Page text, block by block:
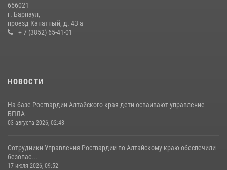
656021
г. Барнаул,
проезд Канатный, д. 43 а
+ 7 (3852) 65-41-01
НОВОСТИ
На базе Росгвардии Алтайского края дети осваивают управление
БПЛА
03 августа 2026, 02:43
Сотрудники Управления Росгвардии по Алтайскому краю обеспечили
безопас...
17 июля 2026, 09:52